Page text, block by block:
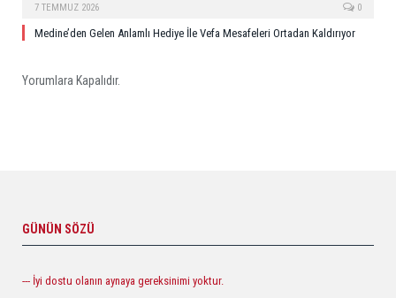
7 TEMMUZ 2026 0
Medine’den Gelen Anlamlı Hediye İle Vefa Mesafeleri Ortadan Kaldırıyor
Yorumlara Kapalıdır.
GÜNÜN SÖZÜ
--- İyi dostu olanın aynaya gereksinimi yoktur.